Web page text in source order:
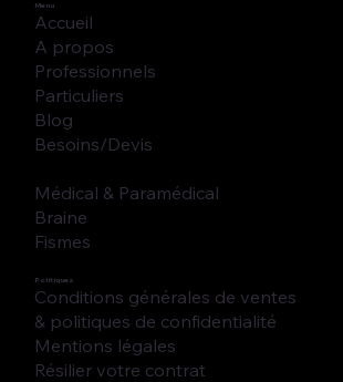
Menu
Accueil
A propos
Professionnels
Particuliers
Blog
Besoins/Devis
Médical & Paramédical
Braine
Fismes
Politiques
Conditions générales de ventes
& politiques de confidentialité
Mentions légales
Résilier votre contrat